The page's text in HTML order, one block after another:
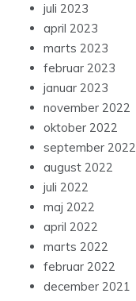
juli 2023
april 2023
marts 2023
februar 2023
januar 2023
november 2022
oktober 2022
september 2022
august 2022
juli 2022
maj 2022
april 2022
marts 2022
februar 2022
december 2021